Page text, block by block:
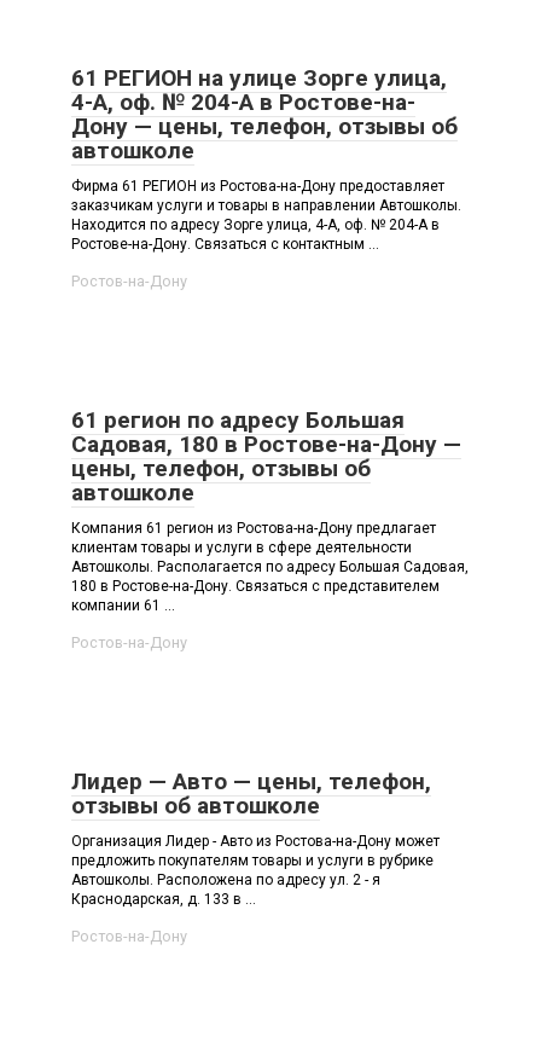
61 РЕГИОН на улице Зорге улица,
4-А, оф. № 204-А в Ростове-на-
Дону — цены, телефон, отзывы об
автошколе
Фирма 61 РЕГИОН из Ростова-на-Дону предоставляет
заказчикам услуги и товары в направлении Автошколы.
Находится по адресу Зорге улица, 4-А, оф. № 204-А в
Ростове-на-Дону. Связаться с контактным ...
Ростов-на-Дону
61 регион по адресу Большая
Садовая, 180 в Ростове-на-Дону —
цены, телефон, отзывы об
автошколе
Компания 61 регион из Ростова-на-Дону предлагает
клиентам товары и услуги в сфере деятельности
Автошколы. Располагается по адресу Большая Садовая,
180 в Ростове-на-Дону. Связаться с представителем
компании 61 ...
Ростов-на-Дону
Лидер — Авто — цены, телефон,
отзывы об автошколе
Организация Лидер - Авто из Ростова-на-Дону может
предложить покупателям товары и услуги в рубрике
Автошколы. Расположена по адресу ул. 2 - я
Краснодарская, д. 133 в ...
Ростов-на-Дону